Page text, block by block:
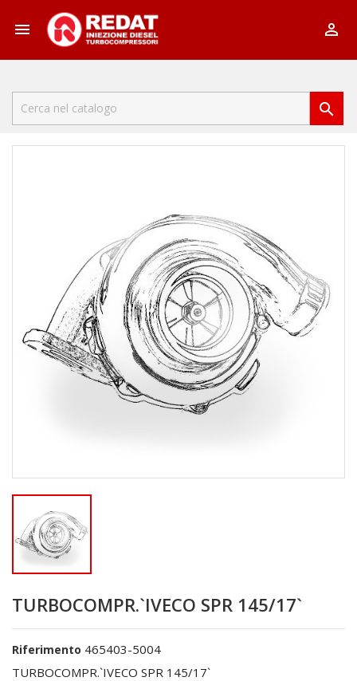
 

TURBOCOMPR.`IVECO SPR 145/17`
Riferimento 465403-5004
TURBOCOMPR.`IVECO SPR 145/17`